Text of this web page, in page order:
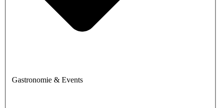
Gastronomie & Events